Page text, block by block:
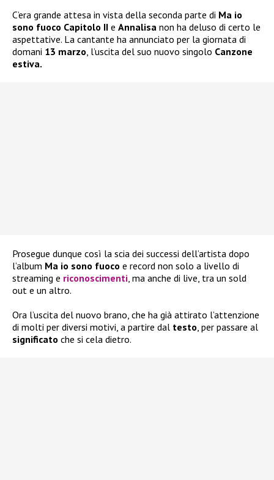
C’era grande attesa in vista della seconda parte di Ma io
sono fuoco Capitolo II e Annalisa non ha deluso di certo le
aspettative. La cantante ha annunciato per la giornata di
domani 13 marzo, l’uscita del suo nuovo singolo Canzone
estiva.
Prosegue dunque così la scia dei successi dell’artista dopo
l’album Ma io sono fuoco e record non solo a livello di
streaming e riconoscimenti, ma anche di live, tra un sold
out e un altro.
Ora l’uscita del nuovo brano, che ha già attirato l’attenzione
di molti per diversi motivi, a partire dal testo, per passare al
significato che si cela dietro.